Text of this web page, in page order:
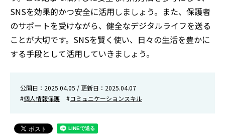
SNSを効果的かつ安全に活用しましょう。また、保護者
のサポートを受けながら、健全なデジタルライフを送る
ことが大切です。SNSを賢く使い、日々の生活を豊かに
する手段として活用していきましょう。
公開日：2025.04.05 / 更新日：2025.04.07
#個人情報保護 #コミュニケーションスキル